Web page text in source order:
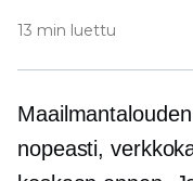
13 min luettu
nopeasti,